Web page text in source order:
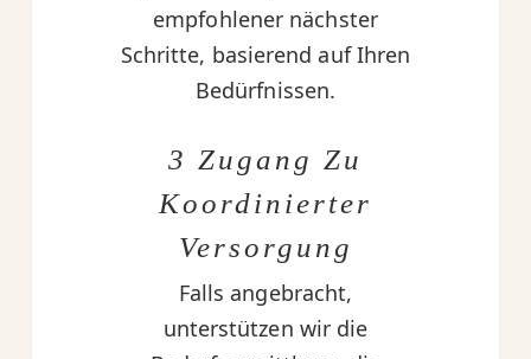
empfohlener nächster
Schritte, basierend auf Ihren
Bedürfnissen.
3 Zugang Zu
Koordinierter
Versorgung
Falls angebracht,
unterstützen wir die